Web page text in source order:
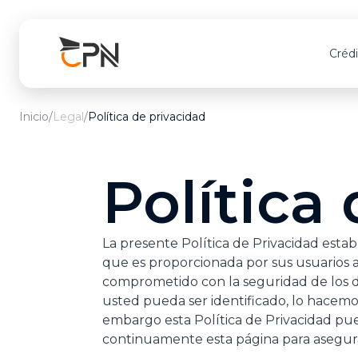
Back to Back
Torres Carré
Microcrédito
Back to
Gold
Black
Médico Privilegio
Tarjeta Protegida
Accidentes personales
Garantía Celular
Inicio/Legal/Política de privacidad
Política
La presente Política de Privacidad
que es proporcionada por sus usuarios
comprometido con la seguridad de los
usted pueda ser identificado, lo
embargo esta Política de Privacidad
continuamente esta página para